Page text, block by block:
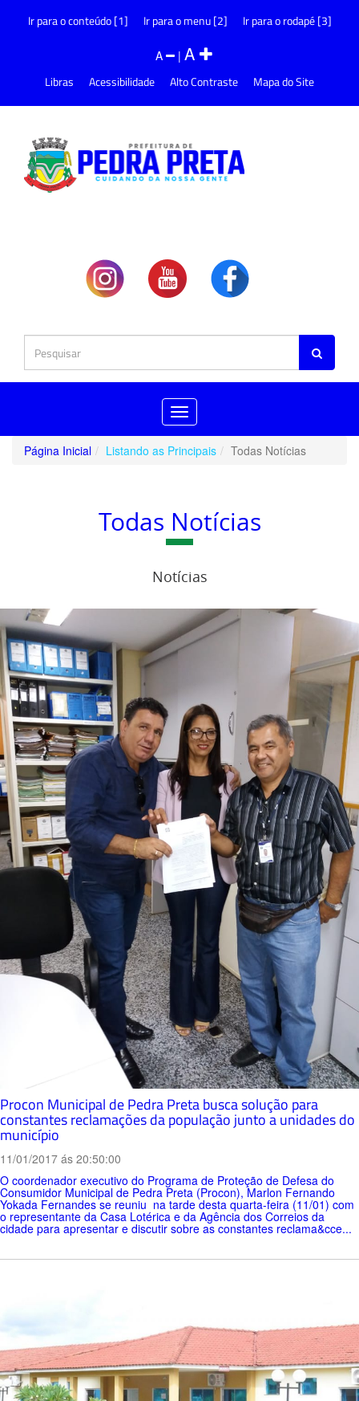
Ir para o conteúdo [1] Ir para o menu [2] Ir para o rodapé [3]
A |A
Libras Acessibilidade Alto Contraste Mapa do Site
Toggle
navigation
Página Inicial
Listando as Principais Todas Notícias
Todas Notícias
Notícias
Procon Municipal de Pedra Preta busca solução para
constantes reclamações da população junto a unidades do
município
11/01/2017 ás 20:50:00
O coordenador executivo do Programa de Proteção de Defesa do
Consumidor Municipal de Pedra Preta (Procon), Marlon Fernando
Yokada Fernandes se reuniu na tarde desta quarta-feira (11/01) com
o representante da Casa Lotérica e da Agência dos Correios da
cidade para apresentar e discutir sobre as constantes reclama&cce...